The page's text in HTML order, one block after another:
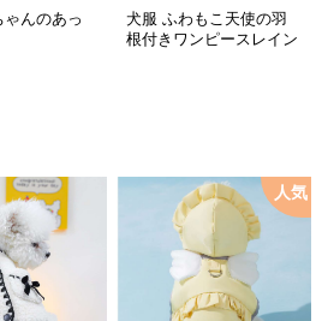
んのあっ
犬服 ふわもこ天使の羽
根付きワンピースレイン
人気